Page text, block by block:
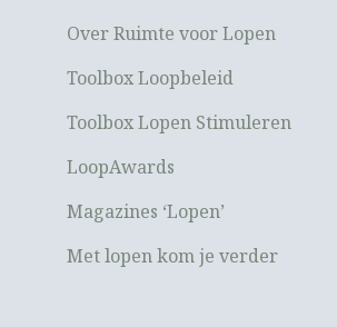
Over Ruimte voor Lopen
Toolbox Loopbeleid
Toolbox Lopen Stimuleren
LoopAwards
Magazines ‘Lopen’
Met lopen kom je verder